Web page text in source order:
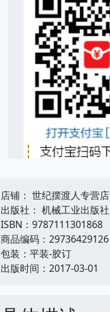
店铺： 世纪摆渡人专营店
出版社： 机械工业出版社
ISBN：9787111301868
商品编码：29736429126
包装：平装-胶订
出版时间：2017-03-01